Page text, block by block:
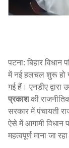
पटना: बिहार विधान
में नई हलचल शुरू हो
गई हैं। एनडीए द्वारा
प्रकाशकी
सरकार में पंचायती
ऐसे में आगामी विधान
महत्वपूर्ण माना जा